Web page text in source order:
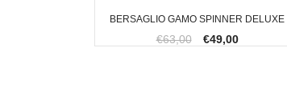
BERSAGLIO GAMO SPINNER DELUXE
€63,00 €49,00